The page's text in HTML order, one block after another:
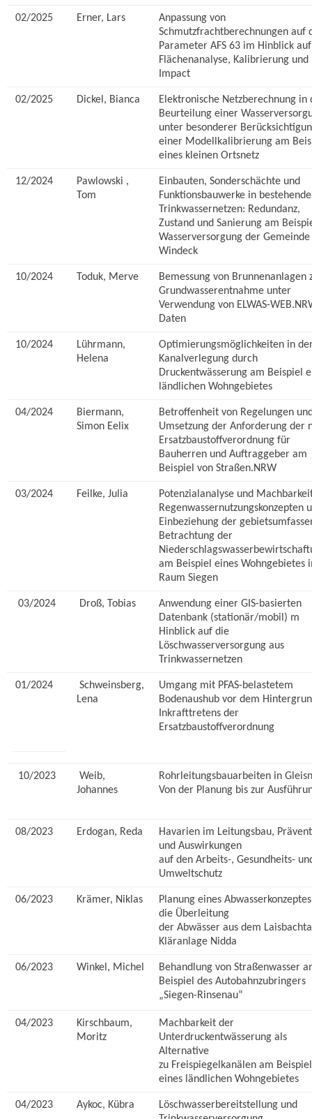
02/2025 Erner, Lars
Anpassung von
Schmutzfrachtberechnungen auf
Parameter AFS 63 im Hinblick
Flächenanalyse, Kalibrierung und
Impact
02/2025 Dickel, Bianca
Elektronische Netzberechnung in
Beurteilung einer
unter besonderer
einer Modellkalibrierung am
eines kleinen Ortsnetz
12/2024
Pawlowski ,
Tom
Einbauten, Sonderschächte und
Funktionsbauwerke in
Trinkwassernetzen: Redundanz,
Zustand und Sanierung am
Wasserversorgung der Gemeinde
Windeck
10/2024 Toduk, Merve
Bemessung von Brunnenanlagen
Grundwasserentnahme unter
Verwendung von ELWAS-
Daten
10/2024
Lührmann,
Helena
Optimierungsmöglichkeiten in
Kanalverlegung durch
Druckentwässerung am Beispiel
ländlichen Wohngebietes
04/2024
Biermann,
Simon Eelix
Betroffenheit von Regelungen
Umsetzung der Anforderung der
Ersatzbaustoffverordnung für
Bauherren und Auftraggeber am
Beispiel von Straßen.NRW
03/2024 Feilke, Julia
Potenzialanalyse und
Regenwassernutzungskonzepten
Einbeziehung der
Betrachtung der
am Beispiel eines Wohngebietes
Raum Siegen
03/2024 Droß, Tobias
Anwendung einer GIS-basierten
Datenbank (stationär/mobil) m
Hinblick auf die
Löschwasserversorgung aus
Trinkwassernetzen
01/2024
Schweinsberg,
Lena
Umgang mit PFAS-belastetem
Bodenaushub vor dem
Inkrafttretens der
Ersatzbaustoffverordnung
10/2023
Weib,
Johannes
Rohrleitungsbauarbeiten in
Von der Planung bis zur
08/2023 Erdogan, Reda
Havarien im Leitungsbau,
und Auswirkungen
auf den Arbeits-, Gesundheits-
Umweltschutz
06/2023 Krämer, Niklas
Planung eines
die Überleitung
der Abwässer aus dem
Kläranlage Nidda
06/2023 Winkel, Michel
Behandlung von Straßenwasser
Beispiel des Autobahnzubringers
„Siegen-Rinsenau“
04/2023
Kirschbaum,
Moritz
Machbarkeit der
Unterdruckentwässerung als
Alternative
zu Freispiegelkanälen am Beispiel
eines ländlichen Wohngebietes
04/2023 Aykoc, Kübra
Löschwasserbereitstellung und